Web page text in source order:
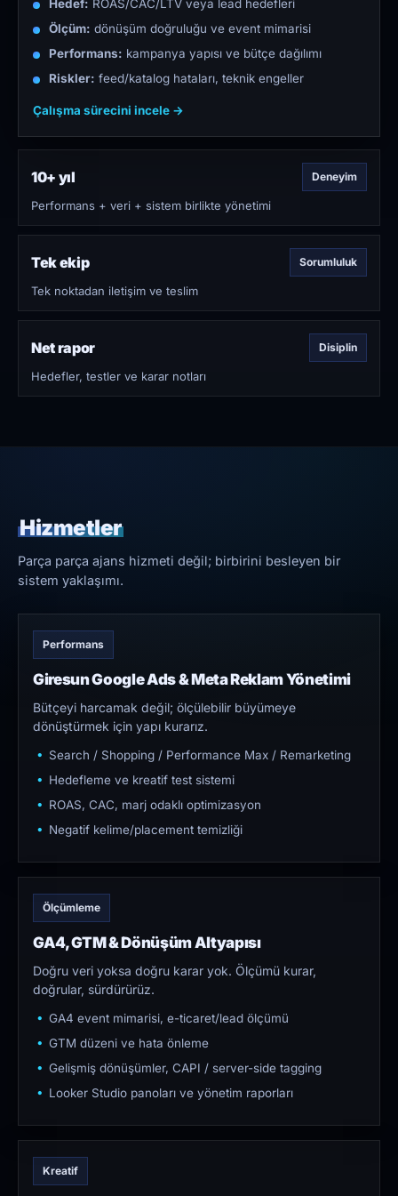
Hedef: ROAS/CAC/LTV veya lead hedefleri
Ölçüm: dönüşüm doğruluğu ve event mimarisi
Performans: kampanya yapısı ve bütçe dağılımı
Riskler: feed/katalog hataları, teknik engeller
Çalışma sürecini incele →
10+ yıl Deneyim
Performans + veri + sistem birlikte yönetimi
Tek ekip Sorumluluk
Tek noktadan iletişim ve teslim
Net rapor Disiplin
Hedefler, testler ve karar notları
Hizmetler
Parça parça ajans hizmeti değil; birbirini besleyen bir
sistem yaklaşımı.
Performans
Giresun Google Ads & Meta Reklam Yönetimi
Bütçeyi harcamak değil; ölçülebilir büyümeye
dönüştürmek için yapı kurarız.
Search / Shopping / Performance Max / Remarketing
Hedefleme ve kreatif test sistemi
ROAS, CAC, marj odaklı optimizasyon
Negatif kelime/placement temizliği
Ölçümleme
GA4, GTM & Dönüşüm Altyapısı
Doğru veri yoksa doğru karar yok. Ölçümü kurar,
doğrular, sürdürürüz.
GA4 event mimarisi, e-ticaret/lead ölçümü
GTM düzeni ve hata önleme
Gelişmiş dönüşümler, CAPI / server-side tagging
Looker Studio panoları ve yönetim raporları
Kreatif